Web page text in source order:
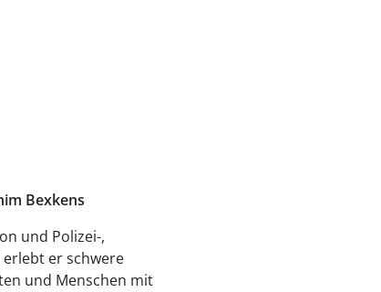
Bexkens
und Polizei-,
er schwere
und Menschen mit